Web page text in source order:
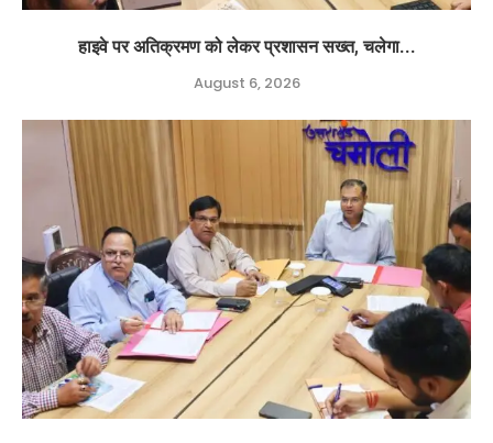
हाइवे पर अतिक्रमण को लेकर प्रशासन सख्त, चलेगा...
August 6, 2026